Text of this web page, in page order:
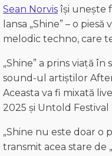
Sean Norvis își unește
lansa „Shine” – o
melodic techno, care
„Shine” a prins viață
sound-ul artiștilor
Aceasta va fi mixată
2025 și Untold Festival
„Shine nu este doar o
transmit acea stare de